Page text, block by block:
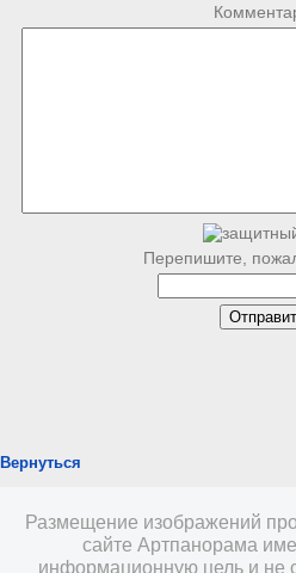
Перепишите,
Вернуться
Размещение изображений
сайте Артпанорама
информационную цель и не